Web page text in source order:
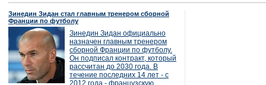
Зинедин Зидан стал главным тренером сборной
Франции по футболу
Зинедин Зидан официально
назначен главным тренером
сборной Франции по футболу.
Он подписал контракт, который
рассчитан до 2030 года. В
течение последних 14 лет - с
2012 года - французскую